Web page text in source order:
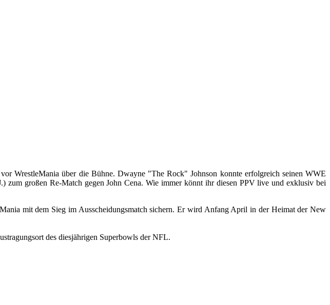
WrestleMania über die Bühne. Dwayne "The Rock" Johnson konnte erfolgreich seinen WWE
großen Re-Match gegen John Cena. Wie immer könnt ihr diesen PPV live und exklusiv bei
mit dem Sieg im Ausscheidungsmatch sichern. Er wird Anfang April in der Heimat der New
des diesjährigen Superbowls der NFL.